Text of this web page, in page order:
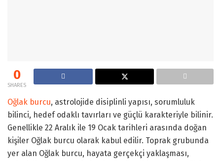
0
SHARES
Oğlak burcu, astrolojide disiplinli yapısı, sorumluluk
bilinci, hedef odaklı tavırları ve güçlü karakteriyle bilinir.
Genellikle 22 Aralık ile 19 Ocak tarihleri arasında doğan
kişiler Oğlak burcu olarak kabul edilir. Toprak grubunda
yer alan Oğlak burcu, hayata gerçekçi yaklaşması,